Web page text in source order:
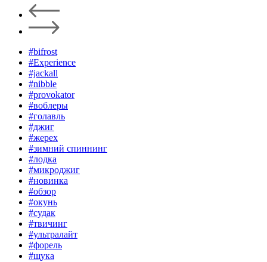
#bifrost
#Experience
#jackall
#nibble
#provokator
#воблеры
#голавль
#джиг
#жерех
#зимний спиннинг
#лодка
#микроджиг
#новинка
#обзор
#окунь
#судак
#твичинг
#ультралайт
#форель
#щука